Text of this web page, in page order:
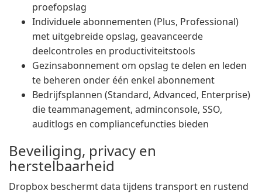
proefopslag
Individuele abonnementen (Plus, Professional)
met uitgebreide opslag, geavanceerde
deelcontroles en productiviteitstools
Gezinsabonnement om opslag te delen en leden
te beheren onder één enkel abonnement
Bedrijfsplannen (Standard, Advanced, Enterprise)
die teammanagement, adminconsole, SSO,
auditlogs en compliancefuncties bieden
Beveiliging, privacy en
herstelbaarheid
Dropbox beschermt data tijdens transport en rustend